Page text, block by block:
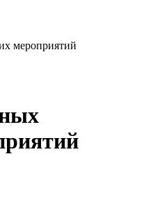
мероприятий